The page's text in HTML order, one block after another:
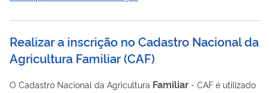
alimentos, por meio de implementação de tecnologias sociais,
destinado às famílias rurais de baixa renda atingidas pela seca
Realizar a inscrição no Cadastro Nacional da
Agricultura Familiar(CAF)
O Cadastro Nacional da Agricultura Familiar - CAF é utilizado